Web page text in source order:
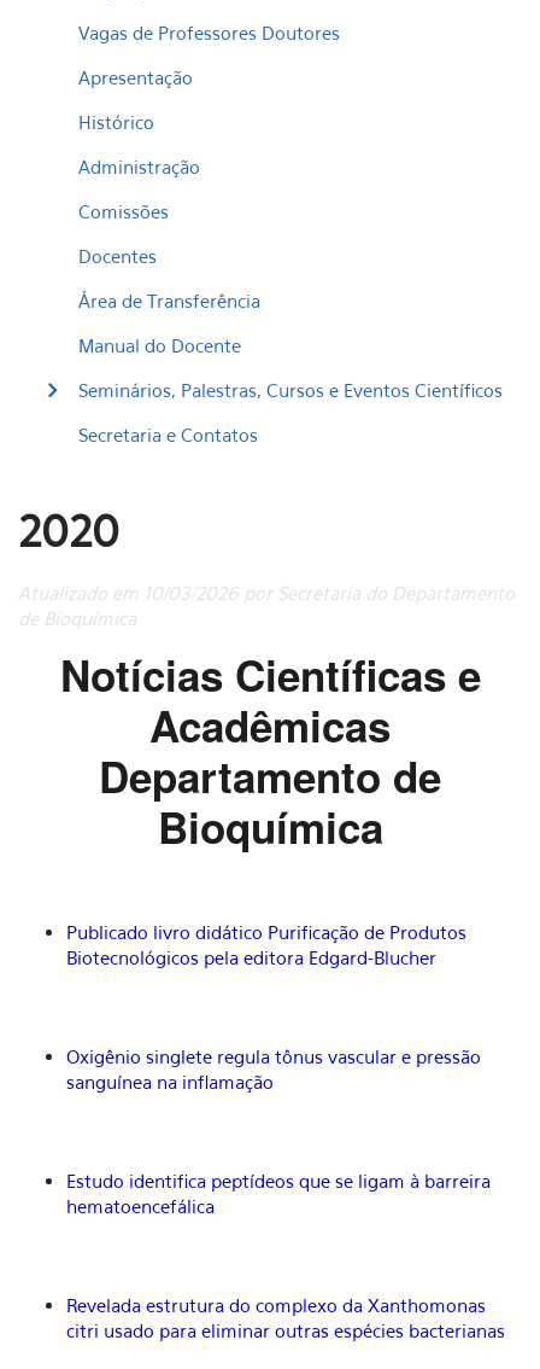
Vagas de Professores Doutores
Apresentação
Histórico
Administração
Comissões
Docentes
Área de Transferência
Manual do Docente
Seminários, Palestras, Cursos e Eventos Científicos
Secretaria e Contatos
2020
Atualizado em 10/03/2026 por Secretaria do Departamento
de Bioquímica
Notícias Científicas e
Acadêmicas
Departamento de
Bioquímica
Publicado livro didático Purificação de Produtos
Biotecnológicos pela editora Edgard-Blucher
Oxigênio singlete regula tônus vascular e pressão
sanguínea na inflamação
Estudo identifica peptídeos que se ligam à barreira
hematoencefálica
Revelada estrutura do complexo da Xanthomonas
citri usado para eliminar outras espécies bacterianas